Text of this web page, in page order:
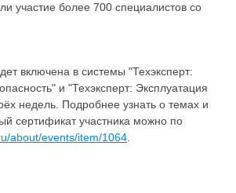
участие более 700 специалистов со
включена в системы "Техэксперт:
и "Техэксперт: Эксплуатация
недель. Подробнее узнать о темах и
сертификат участника можно по
about/events/item/1064.